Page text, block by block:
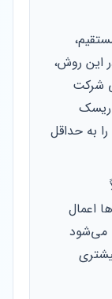
این روش،
شرکت
ریسک
به حداقل
اعمال
می‌شود